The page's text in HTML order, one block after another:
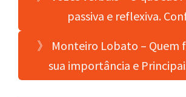
passiva e reflexiva.
》 Monteiro Lobato – Quem
sua importância e